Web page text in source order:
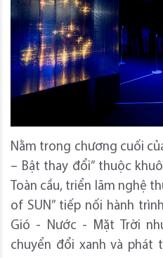
Nằm trong chương cuối
– Bật thay đổi” thuộc
Toàn cầu, triển lãm nghệ
of SUN” tiếp nối hành
Gió - Nước - Mặt Trời
chuyển đổi xanh và phát